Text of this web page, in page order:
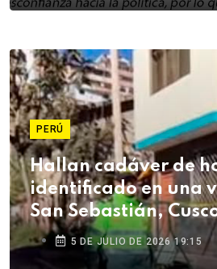
PERÚ
Hallan cadáver de
identificado en una
San Sebastián,
5 DE JULIO DE 2026 19:15